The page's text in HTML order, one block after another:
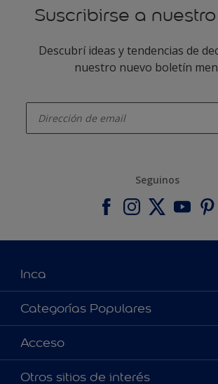
Suscribirse a
Descubrí ideas y tendencias de
nuestro nuevo boletín
Seguinos
Inca
Acerca de Inca
Contactanos
Encontrá un distribuidor Inca
Categorías Populares
Colores
Productos
Inspiración
Acceso
Accesibilidad
Otros sitios de interés